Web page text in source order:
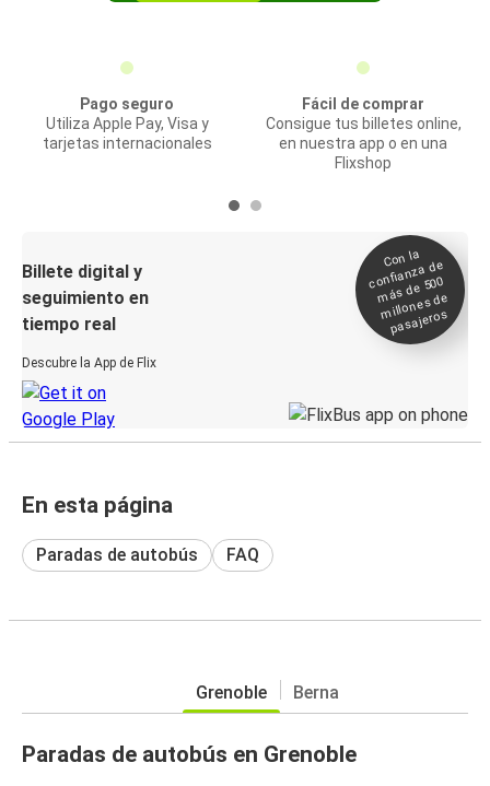
Pago seguro
Utiliza Apple Pay, Visa y
tarjetas internacionales
Fácil de comprar
Consigue tus billetes online,
en nuestra app o en una
Flixshop
Billete digital y
seguimiento en
tiempo real
Descubre la App de Flix
Con la
confianza de
más de 500
millones de
pasajeros
En esta página
Paradas de autobús FAQ
Grenoble Berna
Paradas de autobús en Grenoble